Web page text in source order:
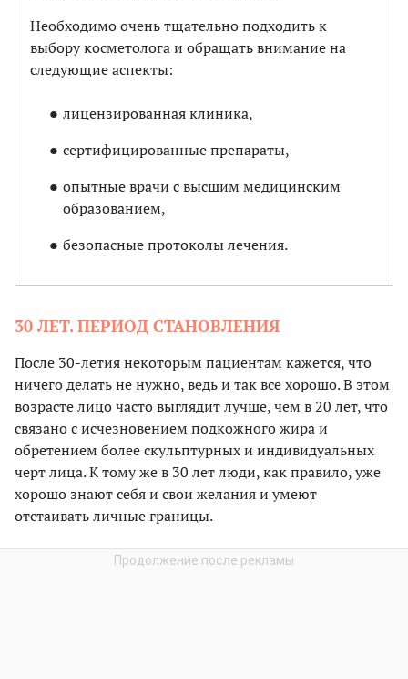
Необходимо очень тщательно подходить к
выбору косметолога и обращать внимание на
следующие аспекты:
лицензированная клиника,
сертифицированные препараты,
опытные врачи с высшим медицинским
образованием,
безопасные протоколы лечения.
30 ЛЕТ. ПЕРИОД СТАНОВЛЕНИЯ
После 30-летия некоторым пациентам кажется, что
ничего делать не нужно, ведь и так все хорошо. В этом
возрасте лицо часто выглядит лучше, чем в 20 лет, что
связано с исчезновением подкожного жира и
обретением более скульптурных и индивидуальных
черт лица. К тому же в 30 лет люди, как правило, уже
хорошо знают себя и свои желания и умеют
отстаивать личные границы.